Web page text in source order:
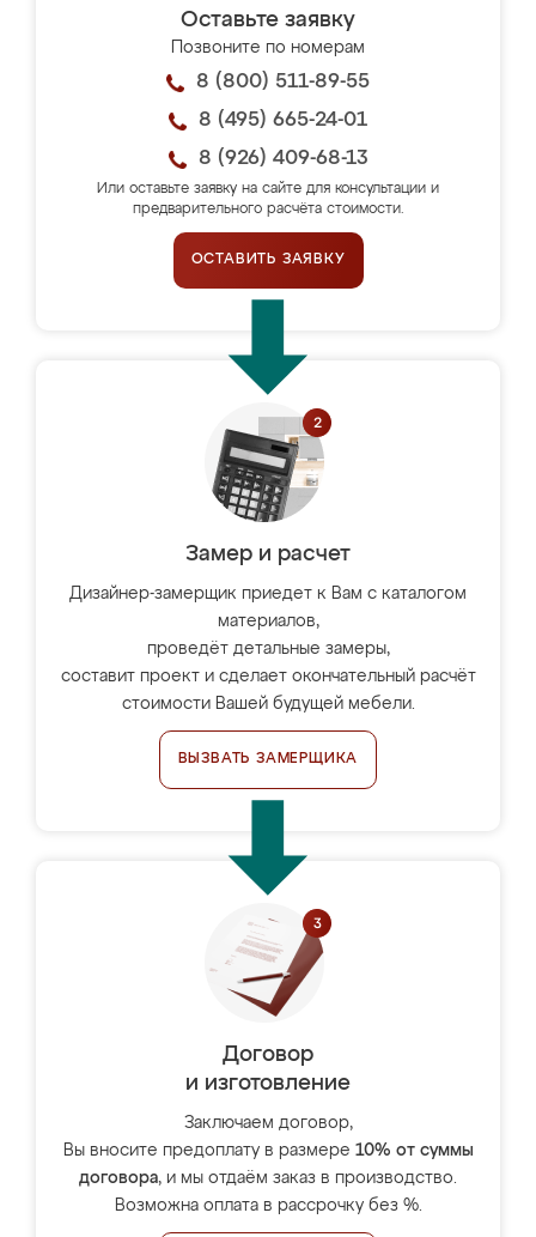
Оставьте заявку
Позвоните по номерам
8 (800) 511-89-55
8 (495) 665-24-01
8 (926) 409-68-13
Или оставьте заявку на сайте для консультации и
предварительного расчёта стоимости.
ОСТАВИТЬ ЗАЯВКУ
Замер и расчет
Дизайнер-замерщик приедет к Вам с каталогом
материалов,
проведёт детальные замеры,
составит проект и сделает окончательный расчёт
стоимости Вашей будущей мебели.
ВЫЗВАТЬ ЗАМЕРЩИКА
Договор
и изготовление
Заключаем договор,
Вы вносите предоплату в размере 10% от суммы
договора, и мы отдаём заказ в производство.
Возможна оплата в рассрочку без %.